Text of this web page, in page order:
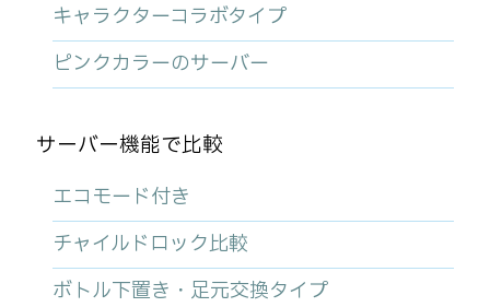
キャラクターコラボタイプ
ピンクカラーのサーバー
サーバー機能で比較
エコモード付き
チャイルドロック比較
ボトル下置き・足元交換タイプ